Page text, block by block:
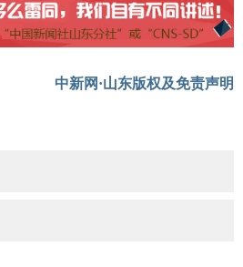
中新网·山东版权及免责声明